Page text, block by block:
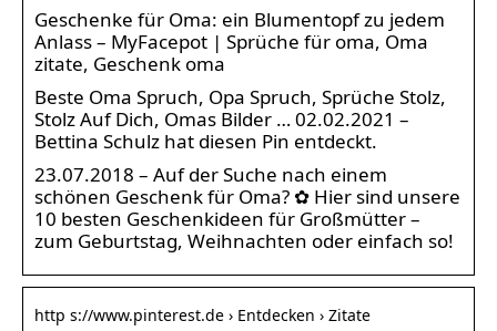
Geschenke für Oma: ein Blumentopf zu jedem
Anlass – MyFacepot | Sprüche für oma, Oma
zitate, Geschenk oma
Beste Oma Spruch, Opa Spruch, Sprüche Stolz,
Stolz Auf Dich, Omas Bilder … 02.02.2021 –
Bettina Schulz hat diesen Pin entdeckt.
23.07.2018 – Auf der Suche nach einem
schönen Geschenk für Oma? ✿ Hier sind unsere
10 besten Geschenkideen für Großmütter –
zum Geburtstag, Weihnachten oder einfach so!
http s://www.pinterest.de › Entdecken › Zitate